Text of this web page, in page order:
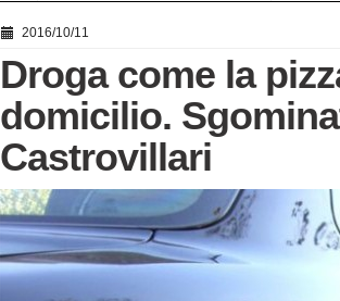
2016/10/11
Droga come la
domicilio.
Castrovillari